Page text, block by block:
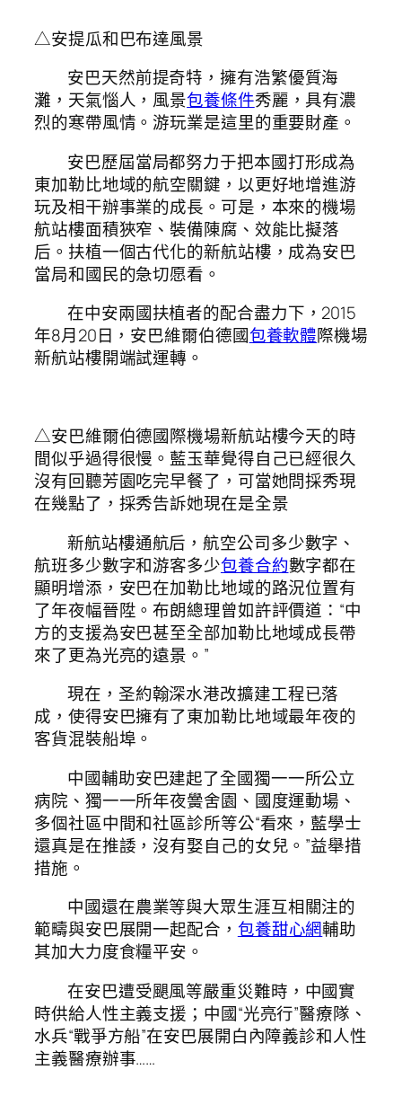
△安提瓜和巴布達風景
安巴天然前提奇特，擁有浩繁優質海
灘，天氣惱人，風景包養條件秀麗，具有濃
烈的寒帶風情。游玩業是這里的重要財產。
安巴歷屆當局都努力于把本國打形成為
東加勒比地域的航空關鍵，以更好地增進游
玩及相干辦事業的成長。可是，本來的機場
航站樓面積狹窄、裝備陳腐、效能比擬落
后。扶植一個古代化的新航站樓，成為安巴
當局和國民的急切愿看。
在中安兩國扶植者的配合盡力下，2015
年8月20日，安巴維爾伯德國包養軟體際機場
新航站樓開端試運轉。
△安巴維爾伯德國際機場新航站樓今天的時
間似乎過得很慢。藍玉華覺得自己已經很久
沒有回聽芳園吃完早餐了，可當她問採秀現
在幾點了，採秀告訴她現在是全景
新航站樓通航后，航空公司多少數字、
航班多少數字和游客多少包養合約數字都在
顯明增添，安巴在加勒比地域的路況位置有
了年夜幅晉陞。布朗總理曾如許評價道：“中
方的支援為安巴甚至全部加勒比地域成長帶
來了更為光亮的遠景。”
現在，圣約翰深水港改擴建工程已落
成，使得安巴擁有了東加勒比地域最年夜的
客貨混裝船埠。
中國輔助安巴建起了全國獨一一所公立
病院、獨一一所年夜黌舍園、國度運動場、
多個社區中間和社區診所等公“看來，藍學士
還真是在推諉，沒有娶自己的女兒。”益舉措
措施。
中國還在農業等與大眾生涯互相關注的
範疇與安巴展開一起配合， 包養甜心網輔助
其加大力度食糧平安。
在安巴遭受颶風等嚴重災難時，中國實
時供給人性主義支援；中國“光亮行”醫療隊、
水兵“戰爭方船”在安巴展開白內障義診和人性
主義醫療辦事……